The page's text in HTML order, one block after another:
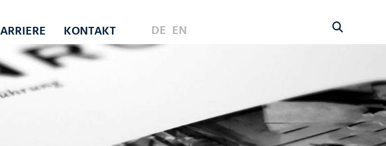
KONTAKT DE EN